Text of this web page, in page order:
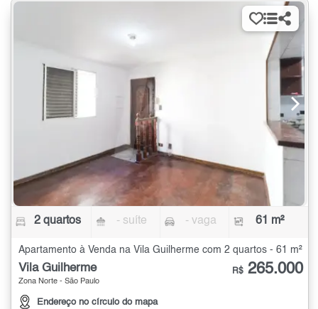
2 quartos - suíte - vaga 61 m²
Apartamento à Venda na Vila Guilherme com 2 quartos - 61 m²
Vila Guilherme
Zona Norte - São Paulo
Endereço no círculo do mapa
R$ 265.000